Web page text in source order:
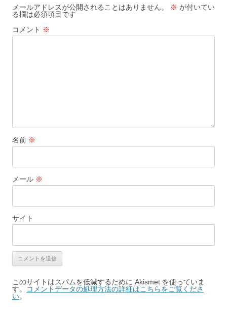
ー
シ
ョ
メールアドレスが公開されることはありません。 ※ が付いてい
る欄は必須項目です
コメント ※
名前 ※
メール ※
サイト
このサイトはスパムを低減するために Akismet を使っていま
す。
コメントデータの処理方法の詳細はこちらをご覧くださ
い。